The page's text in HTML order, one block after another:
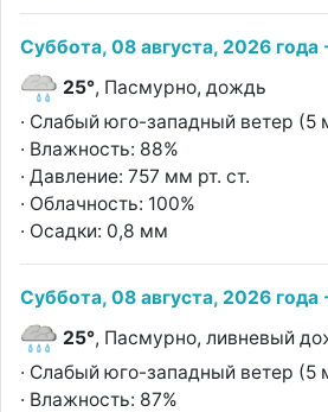
Суббота, 08 августа, 2026 года
25°, Пасмурно, дождь
· Слабый юго-западный ветер (5
· Влажность: 88%
· Давление: 757 мм рт. ст.
· Облачность: 100%
· Осадки: 0,8 мм
Суббота, 08 августа, 2026 года
25°, Пасмурно, ливневый
· Слабый юго-западный ветер (5
· Влажность: 87%